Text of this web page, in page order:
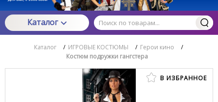
Каталог
Каталог / ИГРОВЫЕ КОСТЮМЫ / Герои кино
/
Костюм подружки гангстера
В ИЗБРАННОЕ